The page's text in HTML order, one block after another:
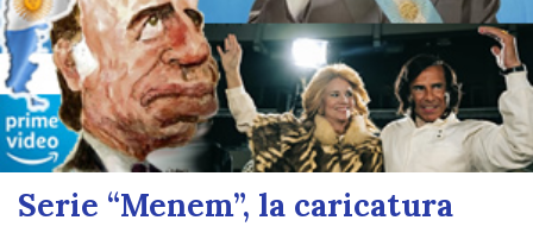
Serie “Menem”, la caricatura